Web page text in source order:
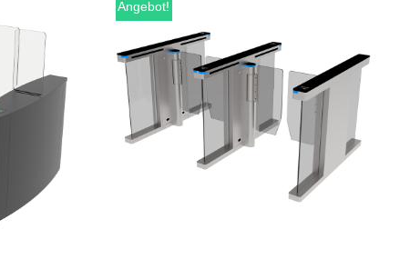
Angebot!